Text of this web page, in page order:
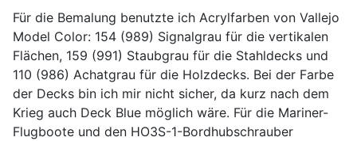
Für die Bemalung benutzte ich Acrylfarben von Vallejo
Model Color: 154 (989) Signalgrau für die vertikalen
Flächen, 159 (991) Staubgrau für die Stahldecks und
110 (986) Achatgrau für die Holzdecks. Bei der Farbe
der Decks bin ich mir nicht sicher, da kurz nach dem
Krieg auch Deck Blue möglich wäre. Für die Mariner-
Flugboote und den HO3S-1-Bordhubschrauber